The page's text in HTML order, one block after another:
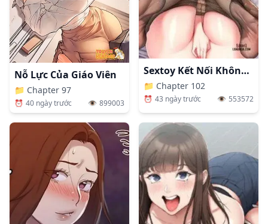
Nỗ Lực Của Giáo Viên
📁 Chapter 97
⏰ 40 ngày trước 👁️ 899003
Sextoy Kết Nối Không Dây
📁 Chapter 102
⏰ 43 ngày trước 👁️ 553572